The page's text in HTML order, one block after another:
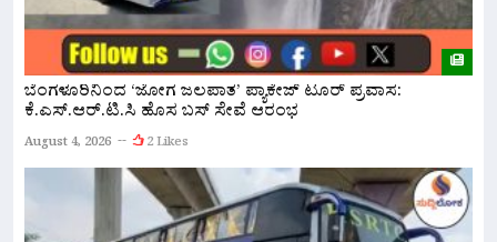
ಬೆಂಗಳೂರಿನಿಂದ ‘ಜೋಗ ಜಲಪಾತ’ ಪ್ಯಾಕೇಜ್ ಟೂರ್ ಪ್ರವಾಸ:
ಕೆ.ಎಸ್.ಆರ್.ಟಿ.ಸಿ ಹೊಸ ಬಸ್ ಸೇವೆ ಆರಂಭ
August 4, 2026 2 Likes